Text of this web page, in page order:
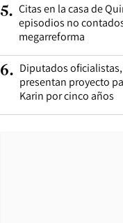
5. Citas en la casa de
episodios no
megarreforma
6. Diputados
presentan proyecto
Karin por cinco años